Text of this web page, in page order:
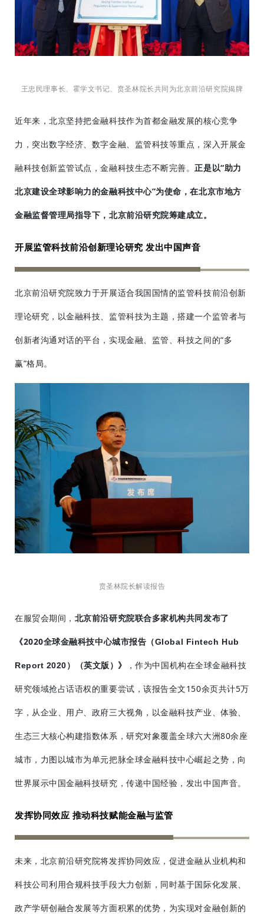
王忠民理事长、霍学文书记、贲圣林院长共同为北京前沿研究院揭牌
近年来，北京坚持把金融科技作为首都金融发展的核心竞争
力，突出数字经济、数字金融、监管科技等重点，深入开展金
融科技创新监管试点，金融科技生态不断完善。正是以“助力
北京建设全球影响力的金融科技中心”为使命，在北京市地方
金融监督管理局指导下，北京前沿研究院筹建成立。
开展监管科技前沿创新理论研究 发出中国声音
北京前沿研究院致力于开展适合我国国情的监管科技前沿创新
理论研究，以金融科技、监管科技为主题，搭建一个监管者与
创新者沟通对话的平台，实现金融、监管、科技之间的“多
赢”格局。
贲圣林院长解读报告
在服贸会期间， 北京前沿研究院联合多家机构共同发布了
《2020全球金融科技中心城市报告（Global Fintech Hub
Report 2020）（英文版）》 ，作为中国机构在全球金融科技
研究领域抢占话语权的重要尝试，该报告全文150余页共计5万
字，从企业、用户、政府三大视角，以金融科技产业、体验、
生态三大核心构建指数体系，研究对象覆盖全球六大洲80余座
城市，力图以城市为单元把脉全球金融科技中心崛起之势，向
世界展示中国金融科技研究，传递中国经验，发出中国声音。
发挥协同效应 推动科技赋能金融与监管
未来，北京前沿研究院将发挥协同效应，促进金融从业机构和
科技公司利用合规科技手段大力创新，同时基于国际化发展、
政产学研创融合发展等方面积累的优势，为实现对金融创新的